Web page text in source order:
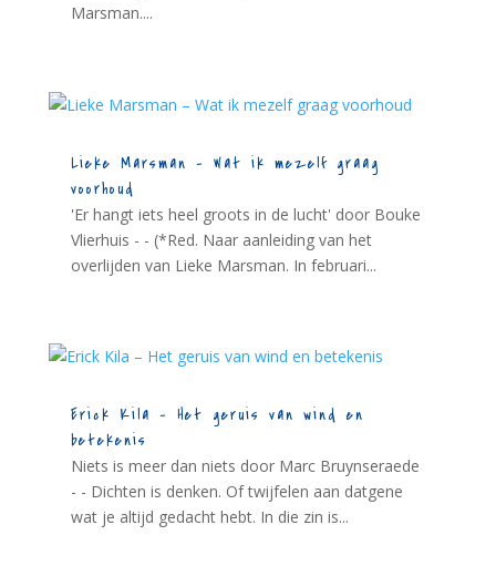
Marsman....
Lieke Marsman – Wat ik mezelf graag
voorhoud
'Er hangt iets heel groots in de lucht' door Bouke
Vlierhuis - - (*Red. Naar aanleiding van het
overlijden van Lieke Marsman. In februari...
Erick Kila – Het geruis van wind en
betekenis
Niets is meer dan niets door Marc Bruynseraede
- - Dichten is denken. Of twijfelen aan datgene
wat je altijd gedacht hebt. In die zin is...